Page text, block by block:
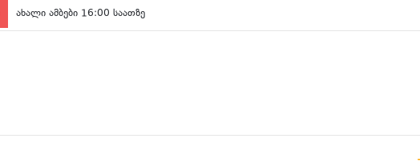
ახალი ამბები 15:00 საათზე